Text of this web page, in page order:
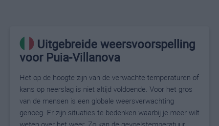
Uitgebreide weersvoorspelling
voor Puia-Villanova
Het op de hoogte zijn van de verwachte temperaturen of
kans op neerslag is niet altijd voldoende. Voor het gros
van de mensen is een globale weersverwachting
genoeg. Er zijn situaties te bedenken waarbij je meer wilt
weten over het weer. Zo kan de gevoelstemperatuur